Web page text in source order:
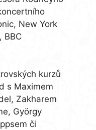
New York
BBC
kurzů
s Maximem
Zakharem
György
či